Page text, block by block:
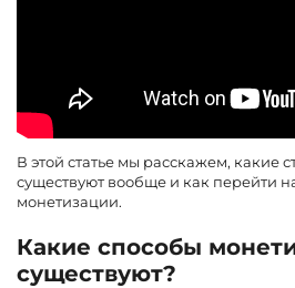
В этой статье мы расскажем, какие
существуют вообще и как перейти
монетизации.
Какие способы
существуют?